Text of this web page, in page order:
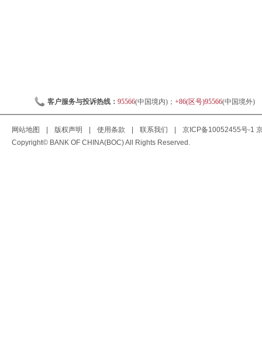
客户服务与投诉热线： 95566(中国境内)； +86(区号)95566(中国境外)
网站地图 版权声明 使用条款 联系我们 京ICP备10052455号-1
Copyright© BANK OF CHINA(BOC) All Rights Reserved.